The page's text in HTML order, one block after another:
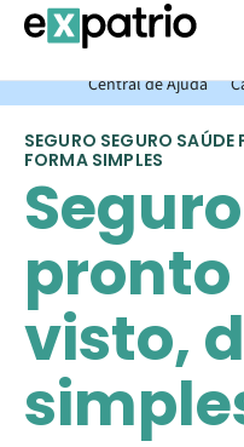
Novidade: Garanta sua
Value Package.
Central de Ajuda
SEGURO SEGURO
FORMA SIMPLES
visto,